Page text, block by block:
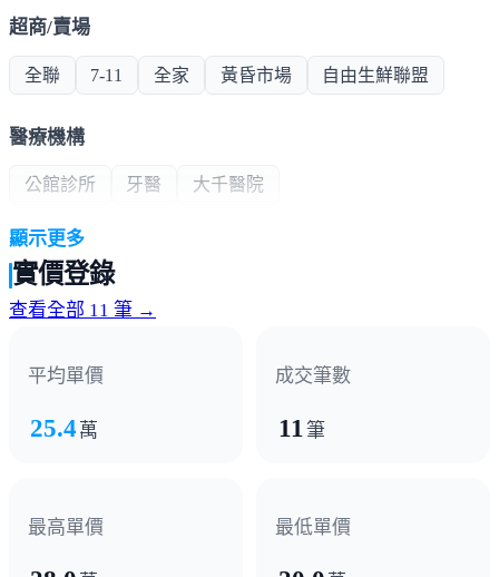
超商/賣場
全聯 7-11 全家 黃昏市場 自由生鮮聯盟
醫療機構
公館診所 牙醫 大千醫院
政府機構
顯示更多
實價登錄
查看全部 11 筆 →
平均單價
25.4 萬
成交筆數
11筆
最高單價 最低單價